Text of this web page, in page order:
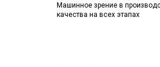
Машинное зрение в
качества на всех этапах